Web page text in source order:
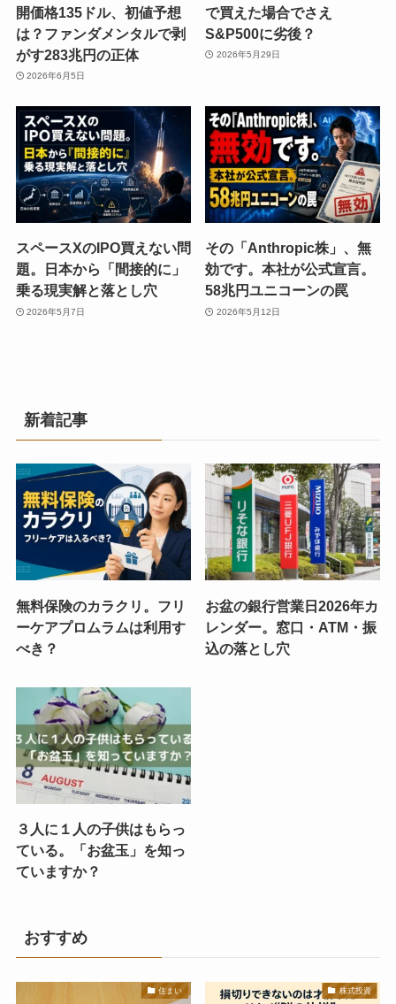
開価格135ドル、初値予想
は？ファンダメンタルで剥
がす283兆円の正体
2026年6月5日
で買えた場合でさえ
S&P500に劣後？
2026年5月29日
スペースXのIPO買えない問
題。日本から「間接的に」
乗る現実解と落とし穴
2026年5月7日
その「Anthropic株」、無
効です。本社が公式宣言。
58兆円ユニコーンの罠
2026年5月12日
新着記事
無料保険のカラクリ。フリ
ーケアプロムラムは利用す
べき？
お盆の銀行営業日2026年カ
レンダー。窓口・ATM・振
込の落とし穴
３人に１人の子供はもらっ
ている。「お盆玉」を知っ
ていますか？
おすすめ
住まい 株式投資